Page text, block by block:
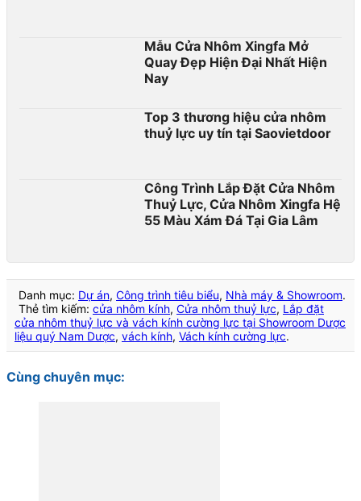
Mẫu Cửa Nhôm Xingfa Mở
Quay Đẹp Hiện Đại Nhất Hiện
Nay
Top 3 thương hiệu cửa nhôm
thuỷ lực uy tín tại Saovietdoor
Công Trình Lắp Đặt Cửa Nhôm
Thuỷ Lực, Cửa Nhôm Xingfa Hệ
55 Màu Xám Đá Tại Gia Lâm
Danh mục: Dự án, Công trình tiêu biểu, Nhà máy & Showroom.
Thẻ tìm kiếm: cửa nhôm kính, Cửa nhôm thuỷ lực, Lắp đặt
cửa nhôm thuỷ lực và vách kính cường lực tại Showroom Dược
liệu quý Nam Dược, vách kính, Vách kính cường lực.
Cùng chuyên mục: